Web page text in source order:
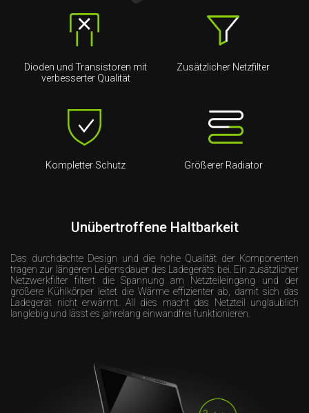
Dioden und Transistoren mit
verbesserter Qualität
Zusätzlicher Netzfilter
Kompletter Schutz Größerer Radiator
Unübertroffene Haltbarkeit
Das durchdachte Design und die hohe Qualität der Komponenten
tragen zur längeren Lebensdauer des Ladegeräts bei. Ein zusätzlicher
Netzwerkfilter filtert die Spannung am Netzteileingang und der
größere Kühlkörper leitet die Wärme effizienter ab, damit sich das
Ladegerät nicht erwärmt. All dies macht das Netzteil unglaublich
langlebig und lässt es jahrelang einwandfrei funktionieren.